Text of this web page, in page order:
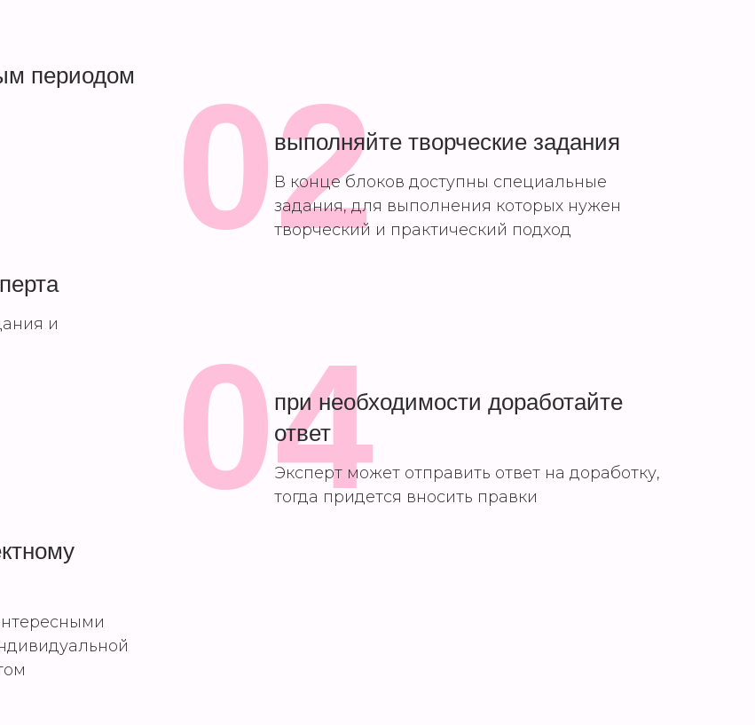
периодом
выполняйте творческие задания
В конце блоков доступны специальные
задания, для выполнения которых нужен
творческий и практический подход
02
и
при необходимости доработайте
ответ
Эксперт может отправить ответ на доработку,
тогда придется вносить правки
04